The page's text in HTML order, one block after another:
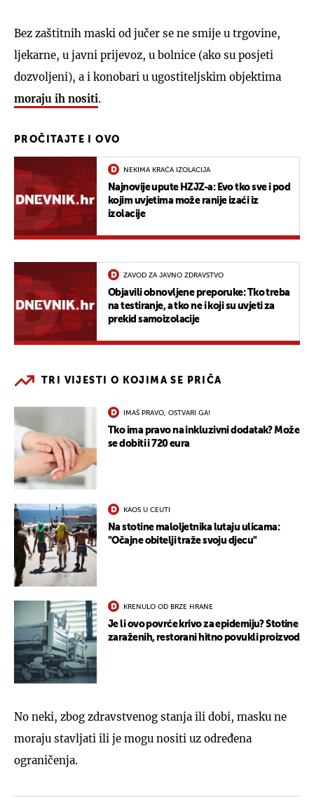
Bez zaštitnih maski od jučer se ne smije u trgovine,
ljekarne, u javni prijevoz, u bolnice (ako su posjeti
dozvoljeni), a i konobari u ugostiteljskim objektima
moraju ih nositi.
PROČITAJTE I OVO
NEKIMA KRAĆA IZOLACIJA
Najnovije upute HZJZ-a: Evo tko sve i pod
kojim uvjetima može ranije izaći iz
izolacije
ZAVOD ZA JAVNO ZDRAVSTVO
Objavili obnovljene preporuke: Tko treba
na testiranje, a tko ne i koji su uvjeti za
prekid samoizolacije
TRI VIJESTI O KOJIMA SE PRIČA
IMAŠ PRAVO, OSTVARI GA!
Tko ima pravo na inkluzivni dodatak? Može
se dobiti i 720 eura
KAOS U CEUTI
Na stotine maloljetnika lutaju ulicama:
"Očajne obitelji traže svoju djecu"
KRENULO OD BRZE HRANE
Je li ovo povrće krivo za epidemiju? Stotine
zaraženih, restorani hitno povukli proizvod
No neki, zbog zdravstvenog stanja ili dobi, masku ne
moraju stavljati ili je mogu nositi uz određena
ograničenja.